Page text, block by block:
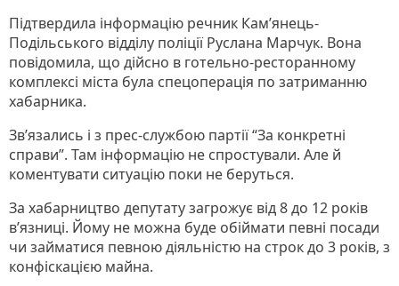
Підтвердила інформацію речник Кам’янець-
Подільського відділу поліції Руслана Марчук. Вона
повідомила, що дійсно в готельно-ресторанному
комплексі міста була спецоперація по затриманню
хабарника.
Зв’язались і з прес-службою партії “За конкретні
справи”. Там інформацію не спростували. Але й
коментувати ситуацію поки не беруться.
За хабарництво депутату загрожує від 8 до 12 років
в’язниці. Йому не можна буде обіймати певні посади
чи займатися певною діяльністю на строк до 3 років, з
конфіскацією майна.